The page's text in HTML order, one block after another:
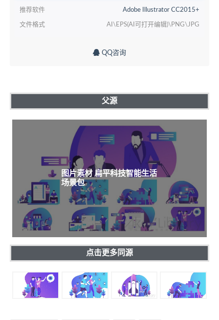
推荐软件 Adobe Illustrator CC2015+
文件格式 AI\EPS(AI可打开编辑)\PNG\JPG
QQ咨询
父源
图片素材 扁平科技智能生活
场景包
点击更多同源